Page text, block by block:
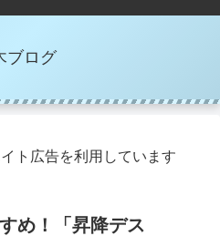
ブログ
ト広告を利用しています
め！「昇降デス